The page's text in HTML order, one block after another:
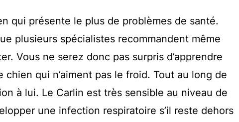
qui présente le plus de problèmes de santé.
plusieurs spécialistes recommandent même
Vous ne serez donc pas surpris d’apprendre
qui n’aiment pas le froid. Tout au long de
à lui. Le Carlin est très sensible au niveau de
une infection respiratoire s’il reste dehors